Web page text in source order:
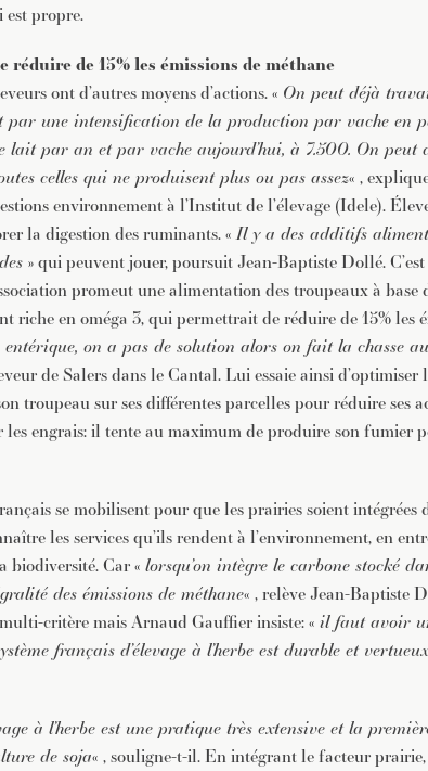
propre.
de 15% les émissions de méthane
ont d’autres moyens d’actions. « On peut déjà
par une intensification de la production par vache en
lait par an et par vache aujourd’hui, à 7.500. On peut
celles qui ne produisent plus ou pas assez« ,
environnement à l’Institut de l’élevage (Idele).
la digestion des ruminants. «Il y a des additifs
» qui peuvent jouer, poursuit Jean-Baptiste Dollé.
promeut une alimentation des troupeaux à base
riche en oméga 3, qui permettrait de réduire de 15% les
on a pas de solution alors on fait la chasse
de Salers dans le Cantal. Lui essaie ainsi d’optimiser
troupeau sur ses différentes parcelles pour réduire ses
les engrais: il tente au maximum de produire son fumier
se mobilisent pour que les prairies soient intégrées
les services qu’ils rendent à l’environnement, en
biodiversité. Car « lorsqu’on intègre le carbone stocké
des émissions de méthane« , relève Jean-Baptiste
critère mais Arnaud Gauffier insiste: « il faut avoir
français d’élevage à l’herbe est durable et vertueux
à l’herbe est une pratique très extensive et la
de soja« , souligne-t-il. En intégrant le facteur